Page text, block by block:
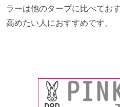
ラーは他のタープに比べてお
高めたい人におすすめです。